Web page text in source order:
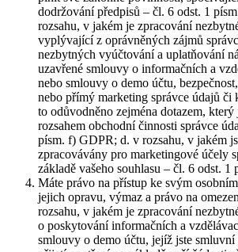
dodržování předpisů – čl. 6 odst. 1
rozsahu, v jakém je zpracování
vyplývající z oprávněných zájmů
nezbytných vyúčtování a uplatňování
uzavřené smlouvy o informačních a
nebo smlouvy o demo účtu,
nebo přímý marketing správce údajů či
to odůvodněno zejména dotazem, který
rozsahem obchodní činnosti správce
písm. f) GDPR; d. v rozsahu, v jakém
zpracovávány pro marketingové účely
základě vašeho souhlasu – čl. 6 odst. 1
Máte právo na přístup ke svým
jejich opravu, výmaz a právo na
rozsahu, v jakém je zpracování
o poskytování informačních a
smlouvy o demo účtu, jejíž jste smluvní